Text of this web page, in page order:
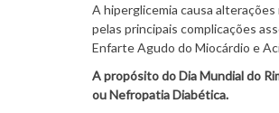
A hiperglicemia causa
pelas principais complicações
Enfarte Agudo do Miocárdio e
A propósito do Dia Mundial do
ou Nefropatia Diabética.